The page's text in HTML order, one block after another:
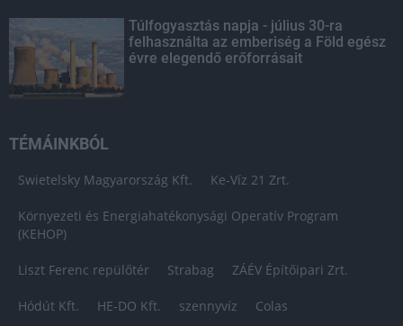
Túlfogyasztás napja - július 30-ra
felhasználta az emberiség a Föld egész
évre elegendő erőforrásait
TÉMÁINKBÓL
Swietelsky Magyarország Kft. Ke-Víz 21 Zrt.
Környezeti és Energiahatékonysági Operatív Program
(KEHOP)
Liszt Ferenc repülőtér Strabag ZÁÉV Építőipari Zrt.
Hódút Kft. HE-DO Kft. szennyvíz Colas